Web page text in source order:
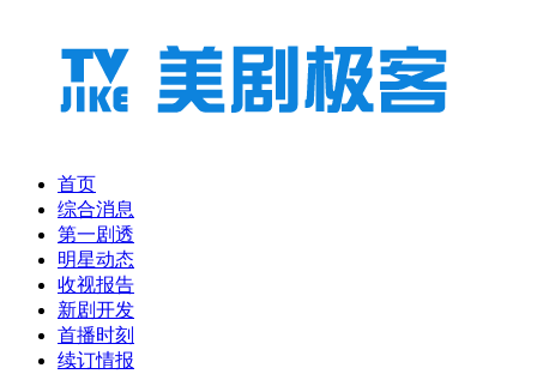
首页
综合消息
第一剧透
明星动态
收视报告
新剧开发
首播时刻
续订情报